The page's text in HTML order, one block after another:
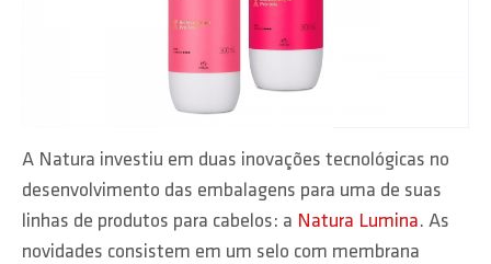
A Natura investiu em duas inovações tecnológicas no
desenvolvimento das embalagens para uma de suas
linhas de produtos para cabelos: a Natura Lumina. As
novidades consistem em um selo com membrana